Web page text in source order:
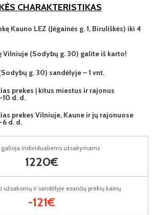
CHARAKTERISTIKAS
Kauno LEZ (Jėgainės g. 1, Biruliškės) iki 4
Vilniuje (Sodybų g. 30) galite iš karto!
g. 30) sandėlyje – 1 vnt.
prekes į kitus miestus ir rajonus
d. d.
prekes Vilniuje, Kaune ir jų rajonuose
6 d. d.
galioja individualiems užsakymams
1220€
užsakomų ir sandėlyje esančių prekių kainų
-121€